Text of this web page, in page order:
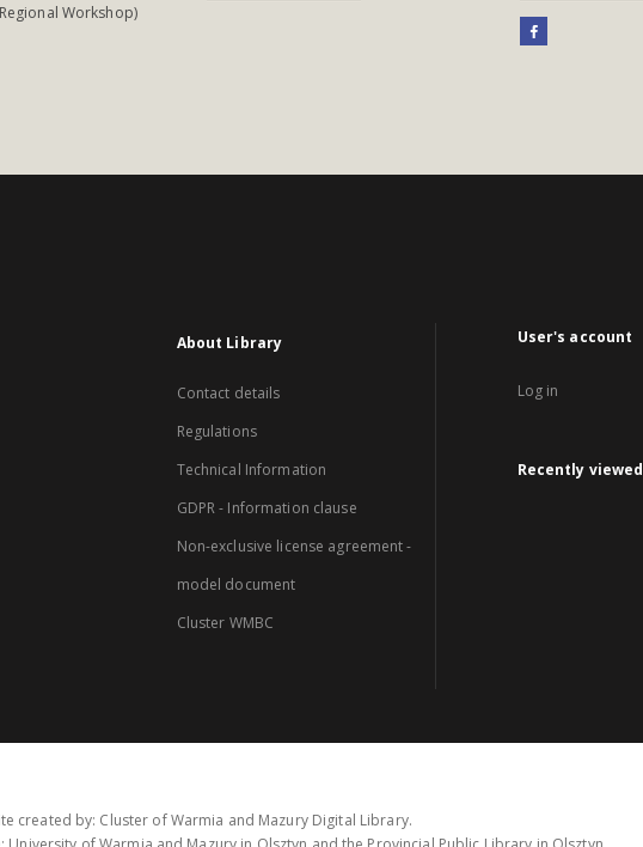
Workshop)
About Library
Contact details
Regulations
Technical Information
GDPR - Information clause
Non-exclusive license agreement -
model document
Cluster WMBC
User's account
Log in
Recently viewed
created by: Cluster of Warmia and Mazury Digital Library.